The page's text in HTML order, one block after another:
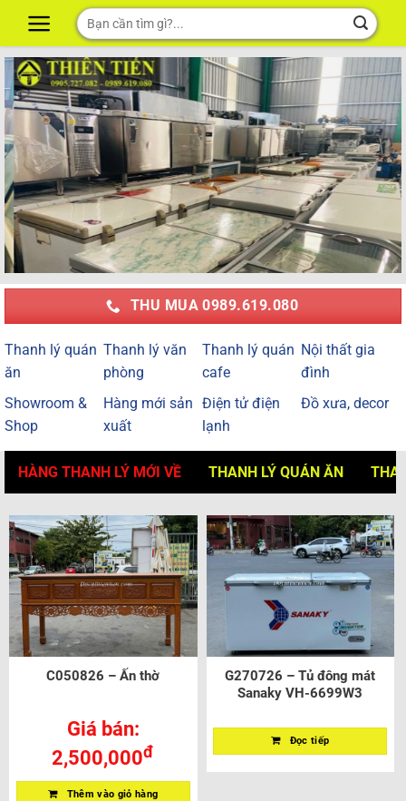
content
Tìm
kiếm:
THU MUA 0989.619.080
Thanh lý quán
ăn
Thanh lý văn
phòng
Thanh lý quán
cafe
Nội thất gia
đình
Showroom &
Shop
Hàng mới sản
xuất
Điện tử điện
lạnh
Đồ xưa, decor
HÀNG THANH LÝ MỚI VỀ THANH LÝ QUÁN ĂN
C050826 – Ấn thờ
Giá bán:
2,500,000đ
Thêm vào giỏ hàng
G270726 – Tủ đông mát
Sanaky VH-6699W3
Đọc tiếp